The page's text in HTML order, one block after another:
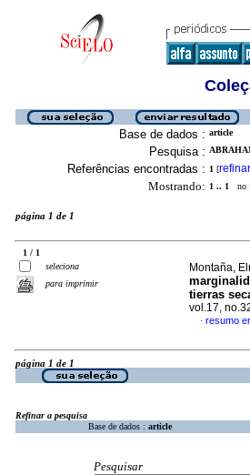
Base de dados : article
Pesquisa :
Referências encontradas : 1 [refinar
Mostrando: 1 .. 1 no
página 1 de 1
1 / 1
seleciona
para imprimir
Montaña,
tierras
vol.17,
· resumo
página 1 de 1
Refinar a pesquisa
Base de dados : article
Pesquisar